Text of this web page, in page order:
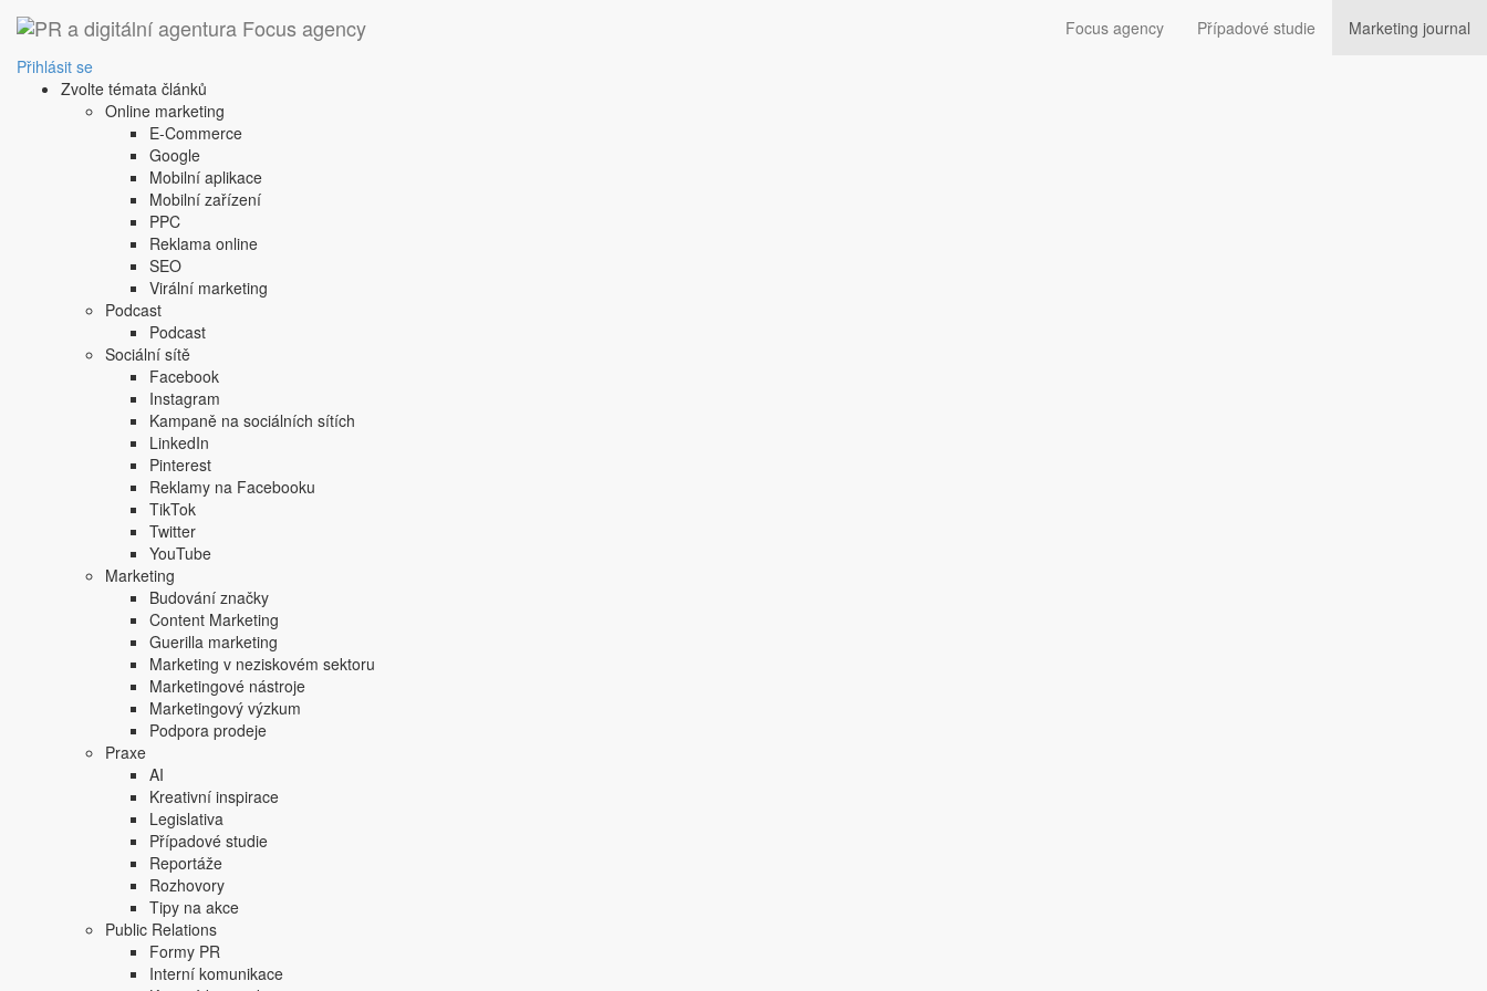
Focus agency Případové studie
Marketing journal
Přihlásit se
Zvolte témata článků
Online marketing
E-Commerce
Google
Mobilní aplikace
Mobilní zařízení
PPC
Reklama online
SEO
Virální marketing
Podcast
Podcast
Sociální sítě
Facebook
Instagram
Kampaně na sociálních sítích
LinkedIn
Pinterest
Reklamy na Facebooku
TikTok
Twitter
YouTube
Marketing
Budování značky
Content Marketing
Guerilla marketing
Marketing v neziskovém sektoru
Marketingové nástroje
Marketingový výzkum
Podpora prodeje
Praxe
AI
Kreativní inspirace
Legislativa
Případové studie
Reportáže
Rozhovory
Tipy na akce
Public Relations
Formy PR
Interní komunikace
1. 10. 2008
rozdělení trhu podle lokalizace spotřebitelů
rozdělení trhu podle lokalizace spotřebitelů
Sdílejte tento článek:
Podobné články:
circulation
physical displays
Copyright © 2004-2020 Focus Agency, s.r.o. Plné znění licenčních podmínek. ISSN
Jakékoliv publikování, přebírání nebo šíření obsahu je bez písemného souhlasu
Focus Agency, s.r.o. zakázáno.